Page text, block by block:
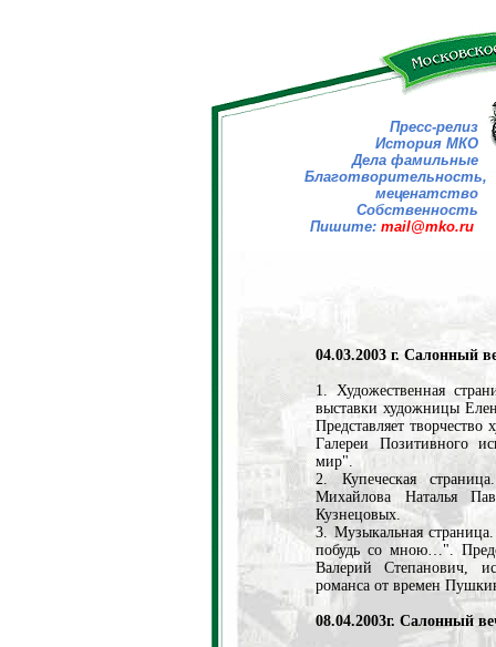
Пресс-релиз
История МКО
Дела фамильные
Благотворительность,
меценатство
Собственность
Пишите: mail@mko.ru
04.03.2003 г. Салонный
1. Художественная
выставки художницы
Представляет
Галереи Позитивного
мир".
2. Купеческая
Михайлова Наталья
Кузнецовых.
3. Музыкальная
побудь со мною…".
Валерий Степанович,
романса от времен
08.04.2003г. Салонный